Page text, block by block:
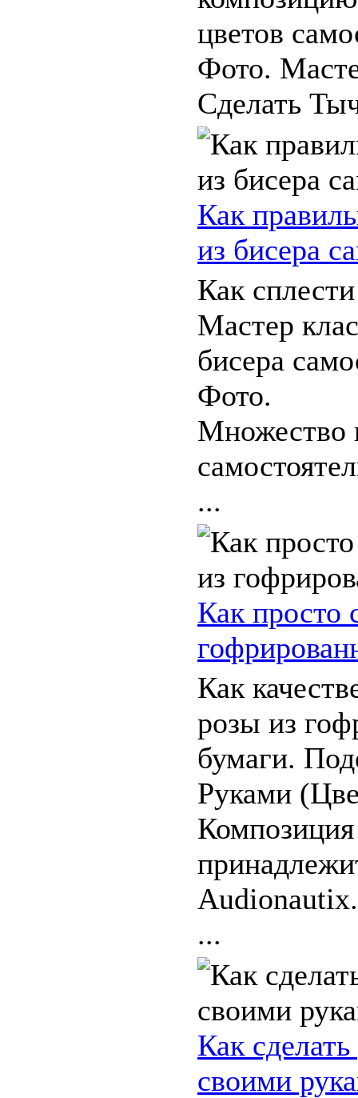
цветов
Фото.
Сделать
Как
из бисера
Как
Мастер
бисера
Фото.
Множество
...
Как просто
Как
розы из
бумаги.
Руками
...
Как
своими